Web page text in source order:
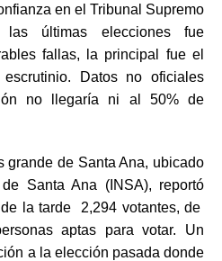
en el Tribunal Supremo
últimas elecciones fue
fallas, la principal fue el
Datos no oficiales
no llegaría ni al 50% de
grande de Santa Ana, ubicado
Santa Ana (INSA), reportó
la tarde 2,294 votantes, de
aptas para votar. Un
a la elección pasada donde